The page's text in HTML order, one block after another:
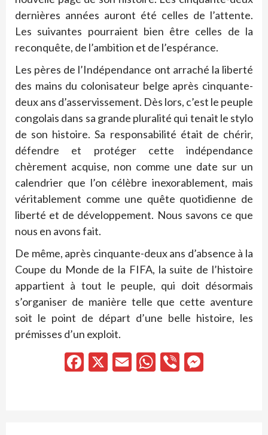
dernières années auront été celles de l’attente.
Les suivantes pourraient bien être celles de la
reconquête, de l’ambition et de l’espérance.
Les pères de l’Indépendance ont arraché la liberté
des mains du colonisateur belge après cinquante-
deux ans d’asservissement. Dès lors, c’est le peuple
congolais dans sa grande pluralité qui tenait le stylo
de son histoire. Sa responsabilité était de chérir,
défendre et protéger cette indépendance
chèrement acquise, non comme une date sur un
calendrier que l’on célèbre inexorablement, mais
véritablement comme une quête quotidienne de
liberté et de développement. Nous savons ce que
nous en avons fait.
De même, après cinquante-deux ans d’absence à la
Coupe du Monde de la FIFA, la suite de l’histoire
appartient à tout le peuple, qui doit désormais
s’organiser de manière telle que cette aventure
soit le point de départ d’une belle histoire, les
prémisses d’un exploit.
Facebook
X EmailWhatsApp
Viber